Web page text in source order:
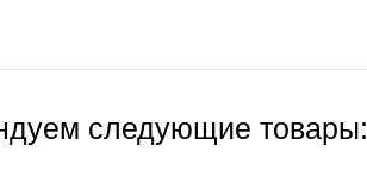
следующие товары: